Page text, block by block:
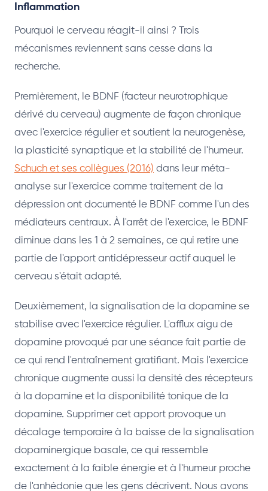
Inflammation
Pourquoi le cerveau réagit-il ainsi ? Trois
mécanismes reviennent sans cesse dans la
recherche.
Premièrement, le BDNF (facteur neurotrophique
dérivé du cerveau) augmente de façon chronique
avec l'exercice régulier et soutient la neurogenèse,
la plasticité synaptique et la stabilité de l'humeur.
Schuch et ses collègues (2016) dans leur méta-
analyse sur l'exercice comme traitement de la
dépression ont documenté le BDNF comme l'un des
médiateurs centraux. À l'arrêt de l'exercice, le BDNF
diminue dans les 1 à 2 semaines, ce qui retire une
partie de l'apport antidépresseur actif auquel le
cerveau s'était adapté.
Deuxièmement, la signalisation de la dopamine se
stabilise avec l'exercice régulier. L'afflux aigu de
dopamine provoqué par une séance fait partie de
ce qui rend l'entraînement gratifiant. Mais l'exercice
chronique augmente aussi la densité des récepteurs
à la dopamine et la disponibilité tonique de la
dopamine. Supprimer cet apport provoque un
décalage temporaire à la baisse de la signalisation
dopaminergique basale, ce qui ressemble
exactement à la faible énergie et à l'humeur proche
de l'anhédonie que les gens décrivent. Nous avons